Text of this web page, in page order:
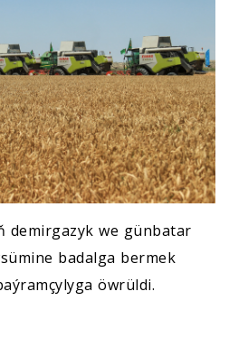
demirgazyk we günbatar
badalga bermek
öwrüldi.